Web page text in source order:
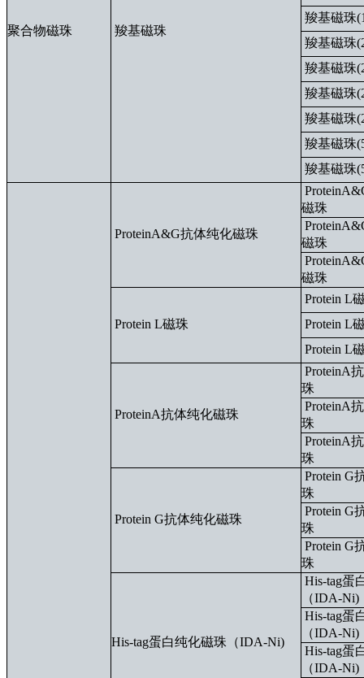
聚合物磁珠 羧基磁珠
羧基磁珠
羧基磁珠
羧基磁珠
羧基磁珠
羧基磁珠
羧基磁珠
羧基磁珠
ProteinA&G抗体纯化磁珠
磁珠
磁珠
磁珠
Protein L磁珠
Protein L
Protein L
Protein L
ProteinA抗体纯化磁珠
ProteinA
珠
ProteinA
珠
ProteinA
珠
Protein G抗体纯化磁珠
Protein G
珠
Protein G
珠
Protein G
珠
His-tag蛋白纯化磁珠（IDA-Ni)
His-tag蛋
（IDA-Ni)
His-tag蛋
（IDA-Ni)
His-tag蛋
（IDA-Ni)